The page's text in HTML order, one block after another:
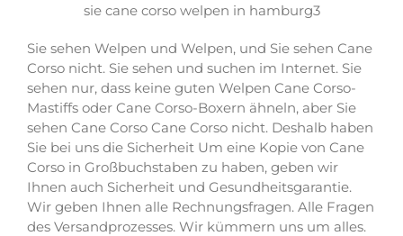
sie cane corso welpen in hamburg3
Sie sehen Welpen und Welpen, und Sie sehen Cane
Corso nicht. Sie sehen und suchen im Internet. Sie
sehen nur, dass keine guten Welpen Cane Corso-
Mastiffs oder Cane Corso-Boxern ähneln, aber Sie
sehen Cane Corso Cane Corso nicht. Deshalb haben
Sie bei uns die Sicherheit Um eine Kopie von Cane
Corso in Großbuchstaben zu haben, geben wir
Ihnen auch Sicherheit und Gesundheitsgarantie.
Wir geben Ihnen alle Rechnungsfragen. Alle Fragen
des Versandprozesses. Wir kümmern uns um alles.